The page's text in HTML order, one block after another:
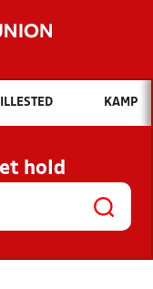
vil du søge efter?
OG NYHEDER
OG
KAMP
hold